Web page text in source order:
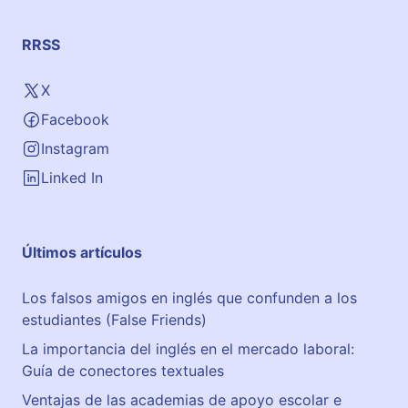
m
s
2
9
RRSS
X
Facebook
Instagram
Linked In
Últimos artículos
Los falsos amigos en inglés que confunden a los
estudiantes (False Friends)
La importancia del inglés en el mercado laboral:
Guía de conectores textuales
Ventajas de las academias de apoyo escolar e